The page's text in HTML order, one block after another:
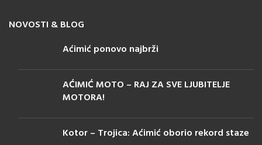
NOVOSTI & BLOG
Aćimić ponovo najbrži
AĆIMIĆ MOTO – RAJ ZA SVE LJUBITELJE
MOTORA!
Kotor – Trojica: Aćimić oborio rekord staze